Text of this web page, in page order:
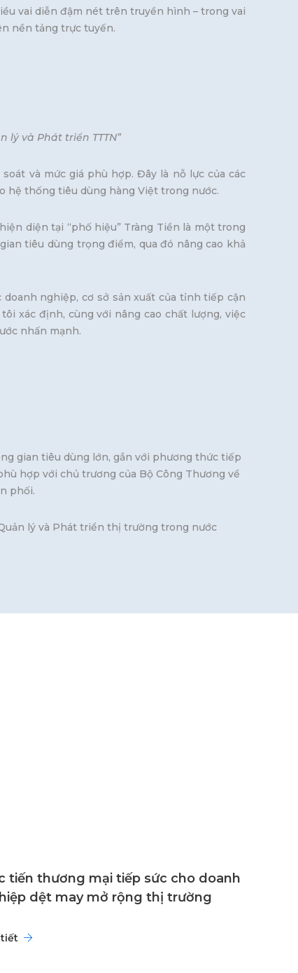
vai diễn đậm nét trên truyền hình – trong vai
nền tảng trực tuyến.
lý và Phát triển TTTN”
và mức giá phù hợp. Đây là nỗ lực của các
hệ thống tiêu dùng hàng Việt trong nước.
diện tại “phố hiệu” Tràng Tiền là một trong
tiêu dùng trọng điểm, qua đó nâng cao khả
nghiệp, cơ sở sản xuất của tỉnh tiếp cận
xác định, cùng với nâng cao chất lượng, việc
nhấn mạnh.
gian tiêu dùng lớn, gắn với phương thức tiếp
hợp với chủ trương của Bộ Công Thương về
phối.
trong nước
tiến thương mại tiếp sức cho doanh
dệt may mở rộng thị trường